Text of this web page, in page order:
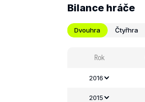
Bilance hráče
Dvouhra Čtyřhra
Rok
2016
2015